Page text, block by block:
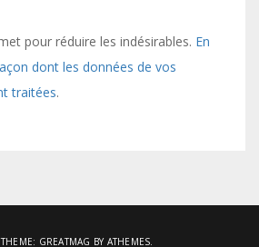
pour réduire les indésirables. En
dont les données de vos
traitées.
THEME: GREATMAG BY ATHEMES.